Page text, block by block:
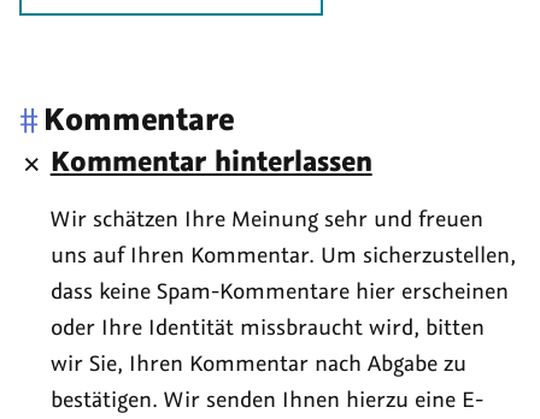
# Kommentare
Kommentar hinterlassen
Wir schätzen Ihre Meinung sehr und freuen
uns auf Ihren Kommentar. Um sicherzustellen,
dass keine Spam-Kommentare hier erscheinen
oder Ihre Identität missbraucht wird, bitten
wir Sie, Ihren Kommentar nach Abgabe zu
bestätigen. Wir senden Ihnen hierzu eine E-